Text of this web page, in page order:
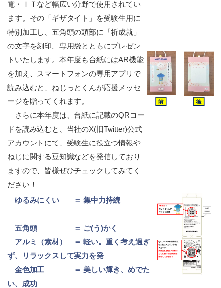
電・ＩＴなど幅広い分野で使用されてい
ます。その「ギザタイト」を受験生用に
特別加工し、五角頭の頭部に「祈成就」
の文字を刻印。専用袋とともにプレゼン
トいたします。本年度も台紙にはAR機能
を加え、スマートフォンの専用アプリで
読み込むと、ねじっとくんが応援メッセ
ージを贈ってくれます。
さらに本年度は、台紙に記載のQRコー
ドを読み込むと、当社のX(旧Twitter)公式
アカウントにて、受験生に役立つ情報や
ねじに関する豆知識などを発信しており
ますので、皆様ぜひチェックしてみて く
ださい！
ゆるみにくい ＝ 集中力持続
五角頭 ＝ ご(う)かく
アルミ（素材） ＝ 軽い。重く考え過ぎ
ず、リラックスして実力を発
金色加工 ＝ 美しい輝き、めでた
い、成功